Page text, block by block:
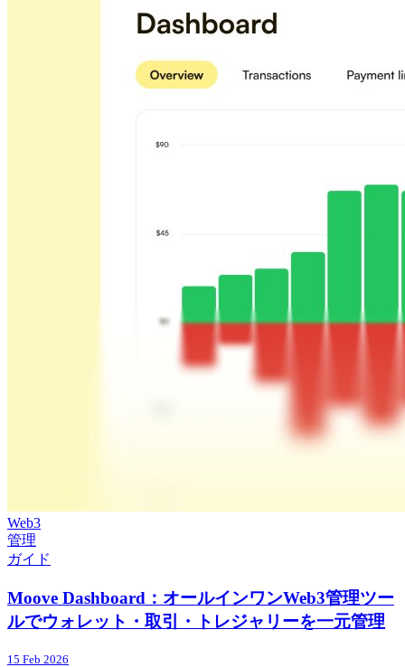
Web3
管理
ガイド
Moove Dashboard：オールインワンWeb3管理ツー
ルでウォレット・取引・トレジャリーを一元管理
15 Feb 2026